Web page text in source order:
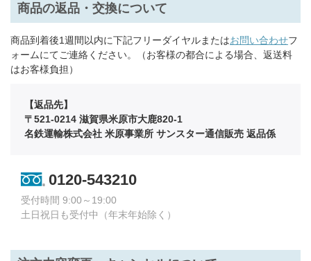
商品の返品・交換について
商品到着後1週間以内に下記フリーダイヤルまたはお問い合わせフ
ォームにてご連絡ください。（お客様の都合による場合、返送料
はお客様負担）
【返品先】
〒521-0214 滋賀県米原市大鹿820-1
名鉄運輸株式会社 米原事業所 サンスター通信販売 返品係
0120-543210
受付時間 9:00～19:00
土日祝日も受付中（年末年始除く）